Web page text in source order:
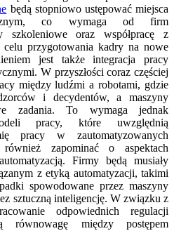
będą stopniowo ustępować miejsca
co wymaga od firm
szkoleniowe oraz współpracę z
przygotowania kadry na nowe
jest także integracja pracy
W przyszłości coraz częściej
między ludźmi a robotami, gdzie
i decydentów, a maszyny
zadania. To wymaga jednak
pracy, które uwzględnią
pracy w zautomatyzowanych
zapominać o aspektach
Firmy będą musiały
z etyką automatyzacji, takimi
spowodowane przez maszyny
sztuczną inteligencję. W związku z
odpowiednich regulacji
równowagę między postępem